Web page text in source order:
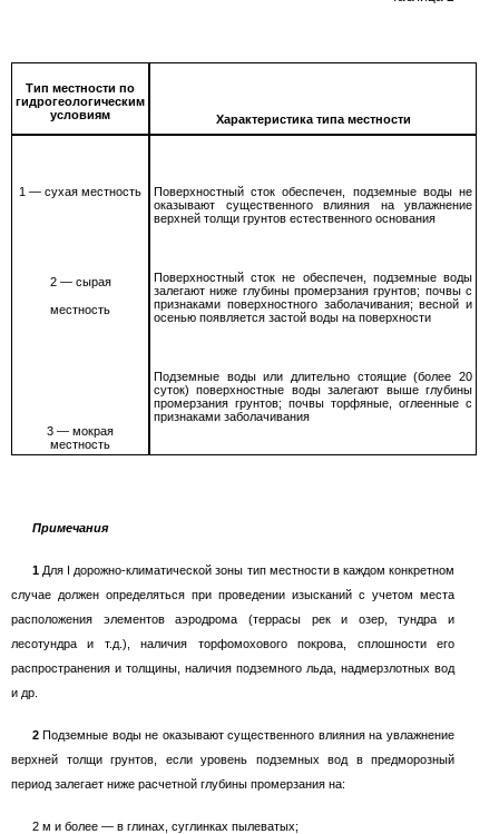
Тип местности по
гидрогеологическим
условиям
Характеристика типа местности
1 — сухая местность
2 —сырая
местность
3 — мокрая
местность
Поверхностный сток обеспечен, подземные воды не
оказывают существенного влияния на увлажнение
верхней толщи грунтов естественного основания
Поверхностный сток не обеспечен, подземные воды
залегают ниже глубины промерзания грунтов; почвы с
признаками поверхностного заболачивания; весной и
осенью появляется застой воды на поверхности
Подземные воды или длительно стоящие (более 20
суток) поверхностные воды залегают выше глубины
промерзания грунтов; почвы торфяные, оглеенные с
признаками заболачивания
Примечания
1 Для I дорожно-климатической зоны тип местности в каждом конкретном
случае должен определяться при проведении изысканий с учетом места
расположения элементов аэродрома (террасы рек и озер, тундра и
лесотундра и т.д.), наличия торфомохового покрова, сплошности его
распространения и толщины, наличия подземного льда, надмерзлотных вод
и др.
2 Подземные воды не оказывают существенного влияния на увлажнение
верхней толщи грунтов, если уровень подземных вод в предморозный
период залегает ниже расчетной глубины промерзания на:
2м и более—в глинах, суглинках пылеватых;